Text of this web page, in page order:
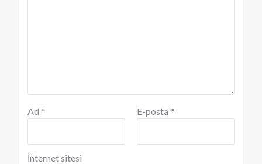
Ad * E-posta *
İnternet sitesi